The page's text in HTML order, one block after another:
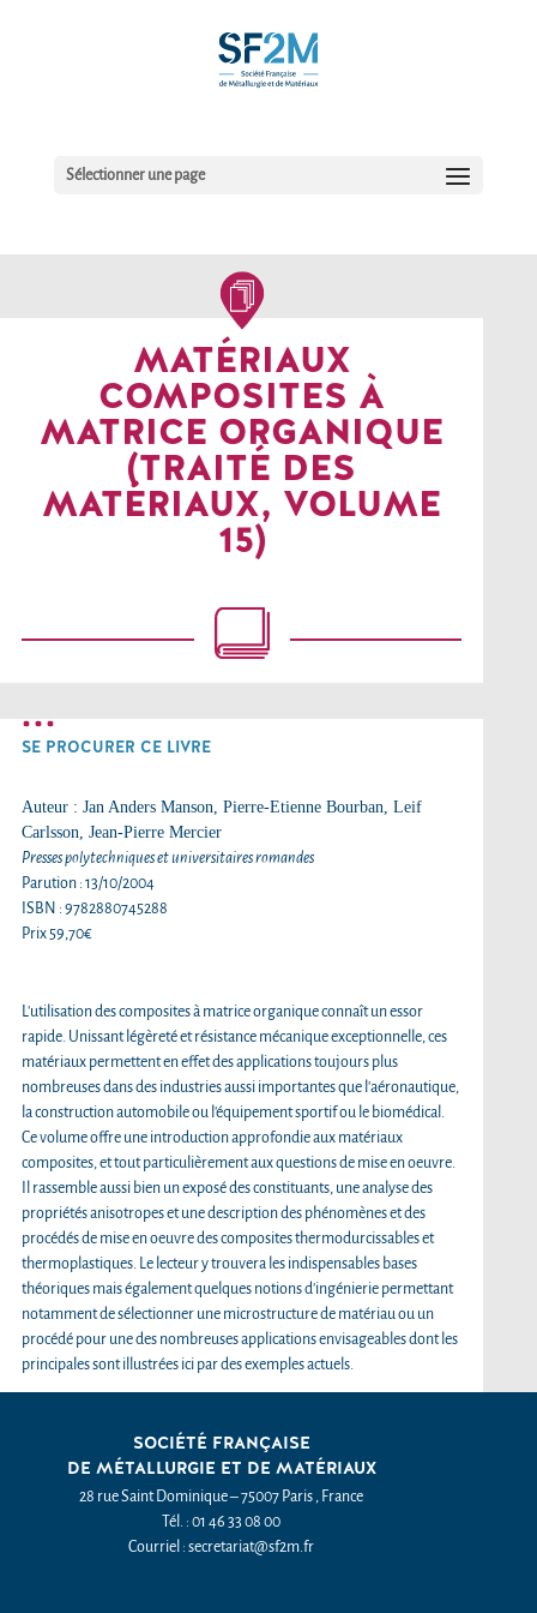
Sélectionner une page
MATÉRIAUX
COMPOSITES À
MATRICE ORGANIQUE
(TRAITÉ DES
MATÉRIAUX, VOLUME
15)
SE PROCURER CE LIVRE
Auteur : Jan Anders Manson, Pierre-Etienne Bourban, Leif
Carlsson, Jean-Pierre Mercier
Presses polytechniques et universitaires romandes
Parution : 13/10/2004
ISBN : 9782880745288
Prix 59,70€
L’utilisation des composites à matrice organique connaît un essor
rapide. Unissant légèreté et résistance mécanique exceptionnelle, ces
matériaux permettent en effet des applications toujours plus
nombreuses dans des industries aussi importantes que l’aéronautique,
la construction automobile ou l’équipement sportif ou le biomédical.
Ce volume offre une introduction approfondie aux matériaux
composites, et tout particulièrement aux questions de mise en oeuvre.
Il rassemble aussi bien un exposé des constituants, une analyse des
propriétés anisotropes et une description des phénomènes et des
procédés de mise en oeuvre des composites thermodurcissables et
thermoplastiques. Le lecteur y trouvera les indispensables bases
théoriques mais également quelques notions d’ingénierie permettant
notamment de sélectionner une microstructure de matériau ou un
procédé pour une des nombreuses applications envisageables dont les
principales sont illustrées ici par des exemples actuels.
SOCIÉTÉ FRANÇAISE
DE MÉTALLURGIE ET DE MATÉRIAUX
28 rue Saint Dominique – 75007 Paris , France
Tél. : 01 46 33 08 00
Courriel : secretariat@sf2m.fr